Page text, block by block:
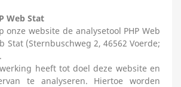
Web Stat
onze website de analysetool PHP Web
Stat (Sternbuschweg 2, 46562 Voerde;
heeft tot doel deze website en
te analyseren. Hiertoe worden